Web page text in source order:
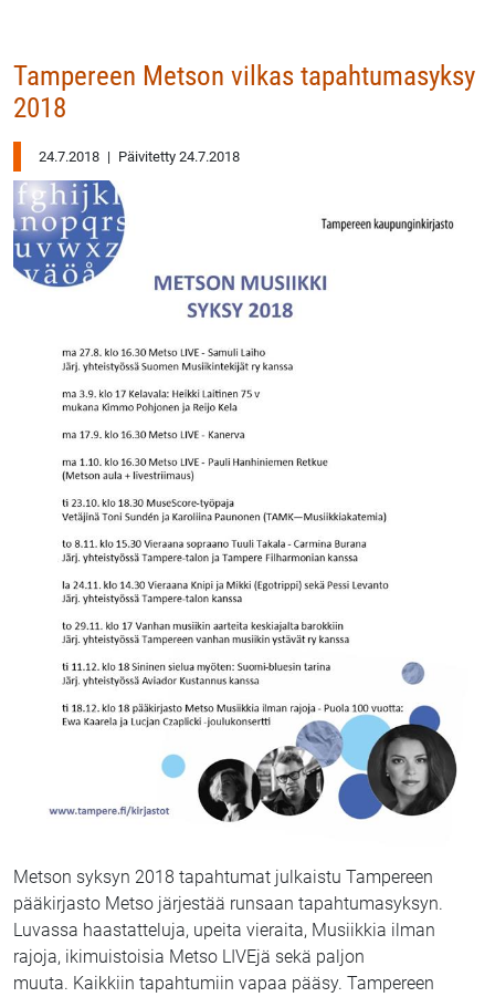
Tampereen Metson vilkas tapahtumasyksy
2018
24.7.2018 | Päivitetty 24.7.2018
Metson syksyn 2018 tapahtumat julkaistu Tampereen
pääkirjasto Metso järjestää runsaan tapahtumasyksyn.
Luvassa haastatteluja, upeita vieraita, Musiikkia ilman
rajoja, ikimuistoisia Metso LIVEjä sekä paljon
muuta. Kaikkiin tapahtumiin vapaa pääsy. Tampereen